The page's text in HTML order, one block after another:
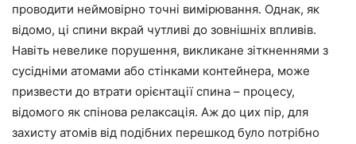
проводити неймовірно точні вимірювання. Однак, як
відомо, ці спини вкрай чутливі до зовнішніх впливів.
Навіть невелике порушення, викликане зіткненнями з
сусідніми атомами або стінками контейнера, може
призвести до втрати орієнтації спина – процесу,
відомого як спінова релаксація. Аж до цих пір, для
захисту атомів від подібних перешкод було потрібно